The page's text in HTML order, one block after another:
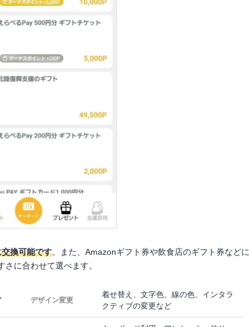
換可能です。また、Amazonギフト券や飲食店のギフト券などに
に合わせて選べます。
デザイン変更
着せ替え、文字色、線の色、インタラ
クティブの変更など